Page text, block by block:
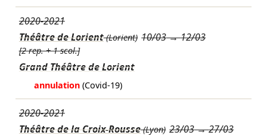
2020-2021
Théâtre de Lorient(Lorient) 10/03→12/03
[2 rep. + 1 scol.]
Grand Théâtre de Lorient
annulation (Covid-19)
2020-2021
Théâtre de la Croix-Rousse(Lyon) 23/03→27/03